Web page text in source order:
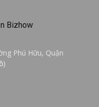
Bizhow
Phú Hữu, Quận
)